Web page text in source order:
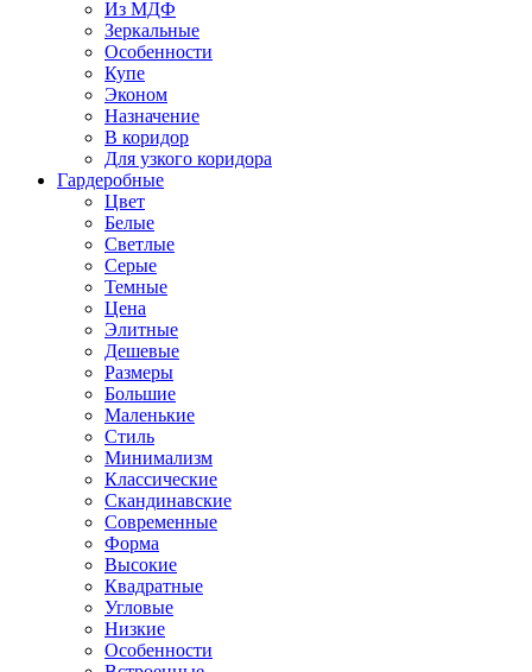
Из МДФ
Зеркальные
Особенности
Купе
Эконом
Назначение
В коридор
Для узкого коридора
Гардеробные
Цвет
Белые
Светлые
Серые
Темные
Цена
Элитные
Дешевые
Размеры
Большие
Маленькие
Стиль
Минимализм
Классические
Скандинавские
Современные
Форма
Высокие
Квадратные
Угловые
Низкие
Особенности